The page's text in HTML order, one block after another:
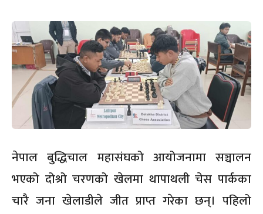
नेपाल बुद्धिचाल महासंघको आयोजनामा सञ्चालन
भएको दोश्रो चरणको खेलमा थापाथली चेस पार्कका
चारै जना खेलाडीले जीत प्राप्त गरेका छन्। पहिलो